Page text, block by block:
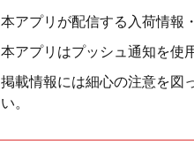
本アプリが配信する入荷情報
本アプリはプッシュ通知を使
掲載情報には細心の注意を図
い。